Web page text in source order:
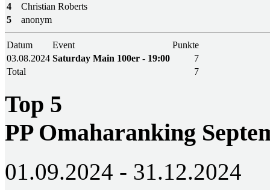
4
Christian Roberts
5
anonym
Datum Event
Punkte
03.08.2024 Saturday Main 100er - 19:00
7
Total
7
Top 5
PP Omaharanking
01.09.2024 - 31.12.2024